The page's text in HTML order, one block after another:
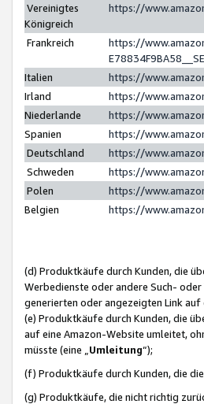
Vereinigtes
Königreich
https://
Frankreich
https://
Italien
https://
Irland
https://
Niederlande
https://
Spanien
https://
Deutschland
https://
Schweden
https://
Polen
https://
Belgien
https://
(d) Produktkäufe durch Kunden, die
Werbedienste oder andere Such-
generierten oder angezeigten Link
(e) Produktkäufe durch Kunden, die
auf eine Amazon-Website umleitet,
müsste (eine „ Umleitung“);
(f) Produktkäufe durch Kunden, die
(g) Produktkäufe, die nicht richtig